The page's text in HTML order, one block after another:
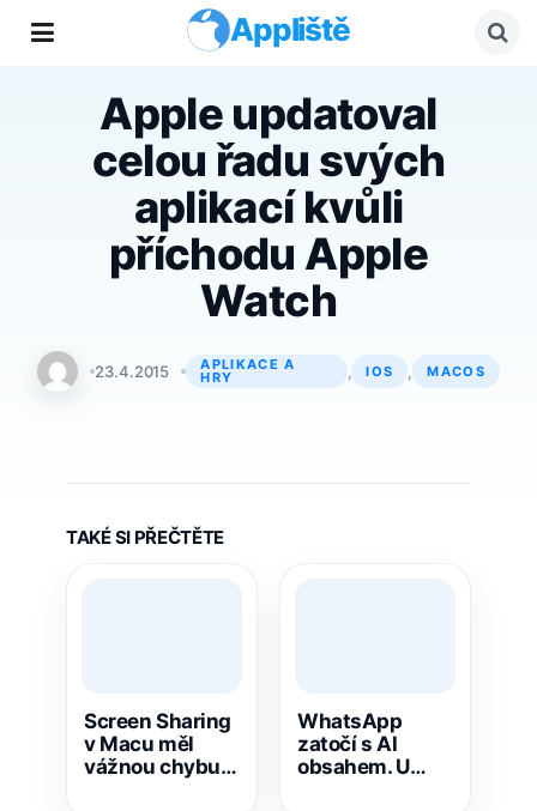
Appliště
Apple updatoval
celou řadu svých
aplikací kvůli
příchodu Apple
Watch
Xaver Jandura
23.4.2015 APLIKACE A
HRY , IOS , MACOS
TAKÉ SI PŘEČTĚTE
Screen Sharing
v Macu měl
vážnou chybu:
WhatsApp
zatočí s AI
obsahem. U